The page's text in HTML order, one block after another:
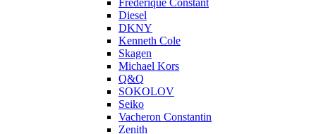
Frederique Constant
Diesel
DKNY
Kenneth Cole
Skagen
Michael Kors
Q&Q
SOKOLOV
Seiko
Vacheron Constantin
Zenith